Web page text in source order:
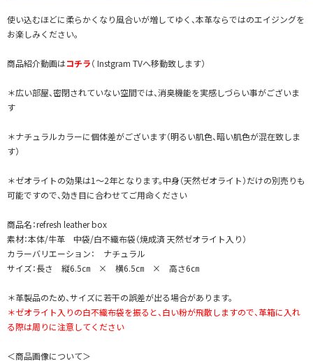
使い込むほどに柔らかくなり風合いが増してゆく、本革ならではのエイジングを
お楽しみください。
商品紹介動画はコチラ（ Instgram TVへ移動致します）
＊広い部屋、密閉されていない空間では、消臭機能を実感しづらい事がございま
す
＊ナチュラルカラーに個体差がございます（明るい肌色、暗い肌色が混在致しま
す）
＊ゼオライトの効果は1～2年となります。中身（天然ゼオライト）だけの別売りも
可能ですので、効き目に合わせてご用命ください
商品名：refresh leather box
素材：本体/牛革 中袋/白不織布袋（焼成済 天然ゼオライト入り）
カラーバリエーション： ナチュラル
サイズ：長さ 縦6.5㎝ × 横6.5㎝ × 高さ6㎝
＊革製品のため、サイズに若干の誤差が出る場合があります。
＊ゼオライト入りの白不織布袋を振ると、白い粉が飛散しますので、革箱に入れ
る際は周りに注意してください
＜商品画像について＞